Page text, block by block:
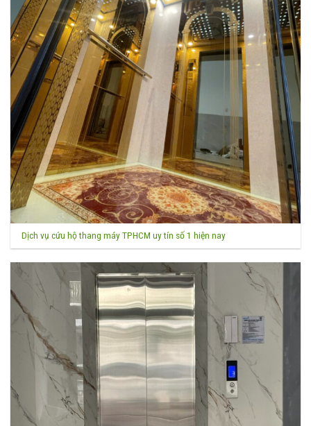
Dịch vụ cứu hộ thang máy TPHCM uy tín số 1 hiện nay